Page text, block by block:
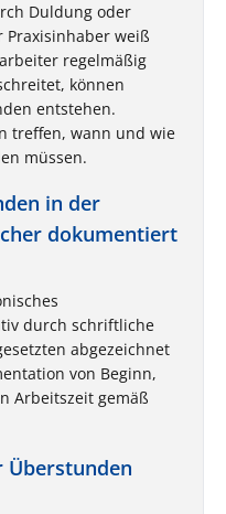
Duldung oder
Praxisinhaber weiß
regelmäßig
können
entstehen.
treffen, wann und wie
müssen.
in der
dokumentiert
durch schriftliche
abgezeichnet
von Beginn,
Arbeitszeit gemäß
Überstunden